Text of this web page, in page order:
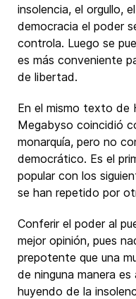
insolencia, el orgullo,
democracia el poder
controla. Luego se
es más conveniente
de libertad.
En el mismo texto de
Megabyso coincidió
monarquía, pero no
democrático. Es el
popular con los
se han repetido por
Conferir el poder al
mejor opinión, pues
prepotente que una
de ninguna manera
huyendo de la